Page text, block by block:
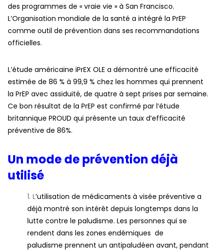
des programmes de « vraie vie » à San Francisco.
L’Organisation mondiale de la santé a intégré la PrEP
comme outil de prévention dans ses recommandations
officielles.
L’étude américaine iPrEX OLE a démontré une efficacité
estimée de 86 % à 99,9 % chez les hommes qui prennent
la PrEP avec assiduité, de quatre à sept prises par semaine.
Ce bon résultat de la PrEP est confirmé par l’étude
britannique PROUD qui présente un taux d’efficacité
préventive de 86%.
Un mode de prévention déjà
utilisé
L’utilisation de médicaments à visée préventive a
déjà montré son intérêt depuis longtemps dans la
lutte contre le paludisme. Les personnes qui se
rendent dans les zones endémiques de
paludisme prennent un antipaludéen avant, pendant